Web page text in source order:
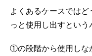
よくあるケースでは
っと使用し出すとい
①の段階から使用しな